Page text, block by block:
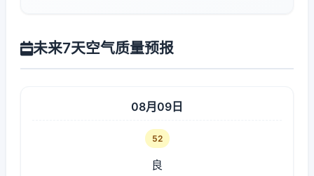
未来7天空气质量预报
08月09日
52
良